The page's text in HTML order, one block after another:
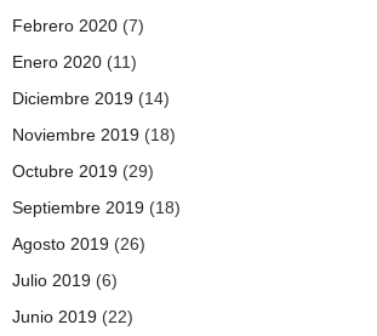
Febrero 2020 (7)
Enero 2020 (11)
Diciembre 2019 (14)
Noviembre 2019 (18)
Octubre 2019 (29)
Septiembre 2019 (18)
Agosto 2019 (26)
Julio 2019 (6)
Junio 2019 (22)